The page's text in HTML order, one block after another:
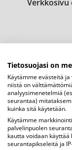
Verkkosivu
Tietosuojasi on
Käytämme evästeitä
niistä on
analyysimenetelmiä
seurantaa)
kuinka sitä käytetään.
Käytämme
palvelinpuolen
kautta voidaan
seurantapikseleitä ja